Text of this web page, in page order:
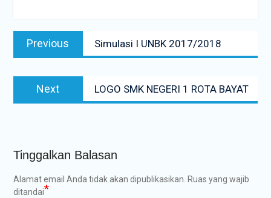
Navigasi
posPrevious
post:
Simulasi I UNBK 2017/2018
Next
post:
LOGO SMK NEGERI 1 ROTA BAYAT
Tinggalkan Balasan
Alamat email Anda tidak akan dipublikasikan. Ruas yang wajib
ditandai*